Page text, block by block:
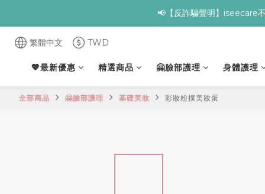
✨全館滿額贈 ➊滿９
📢【反詐騙聲明】iseecare
繁體中文 TWD
💖最新優惠 精選商品 🤗臉部護理 身體護理
全部商品 🤗臉部護理 基礎美妝 彩妝粉撲美妝蛋